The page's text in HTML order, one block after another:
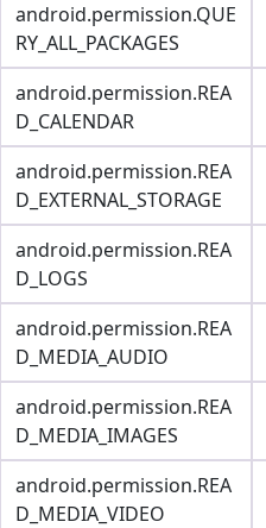
android.permission.QUE
RY_ALL_PACKAGES
android.permission.REA
D_CALENDAR
android.permission.REA
D_EXTERNAL_STORAGE
android.permission.REA
D_LOGS
android.permission.REA
D_MEDIA_AUDIO
android.permission.REA
D_MEDIA_IMAGES
android.permission.REA
D_MEDIA_VIDEO